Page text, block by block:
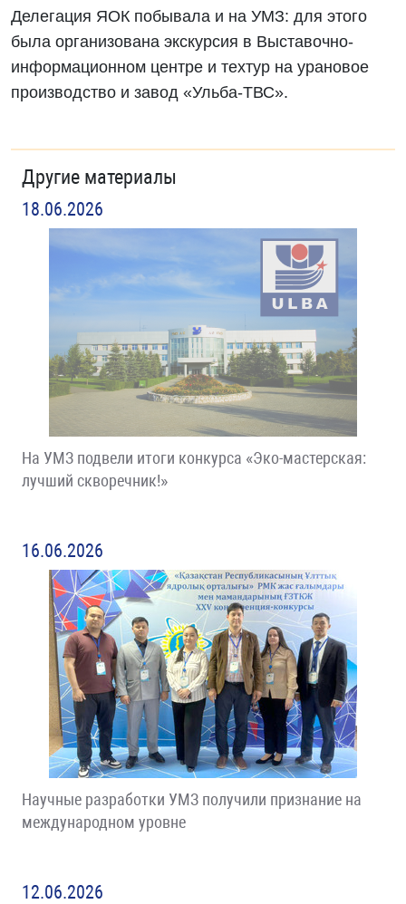
Делегация ЯОК побывала и на УМЗ: для этого
была организована экскурсия в Выставочно-
информационном центре и техтур на урановое
производство и завод «Ульба-ТВС».
Другие материалы
18.06.2026
На УМЗ подвели итоги конкурса «Эко-мастерская:
лучший скворечник!»
16.06.2026
Научные разработки УМЗ получили признание на
международном уровне
12.06.2026